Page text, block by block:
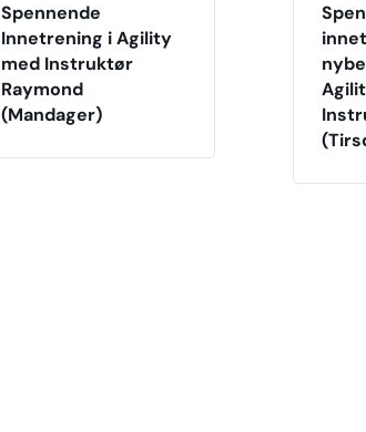
Spennende
Innetrening i Agility
med Instruktør
Raymond
(Mandager)